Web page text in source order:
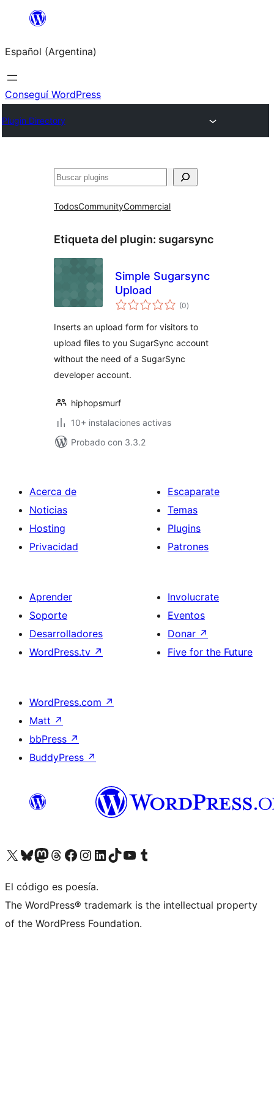
Saltar
contenido
Español (Argentina)
Conseguí WordPress
Plugin Directory
Buscar
TodosCommunityCommercial
Etiqueta del plugin: sugarsync
Simple Sugarsync
Upload
(0total
de
)
Inserts an upload form for visitors to
upload files to you SugarSync account
without the need of a SugarSync
developer account.
hiphopsmurf
10+ instalaciones activas
Probado con 3.3.2
Acerca de
Noticias
Hosting
Privacidad
Escaparate
Temas
Plugins
Patrones
Aprender
Soporte
Desarrolladores
WordPress.tv ↗
Involucrate
Eventos
Donar ↗
Five for the Future
WordPress.com ↗
Matt ↗
bbPress ↗
BuddyPress ↗
Visitá nuestra cuenta de X (anteriormente Twitter)
Visitá nuestra cuenta de Bluesky
Visitá nuestra cuenta de Mastodon
Visitá nuestra cuenta de Threads
Visitá nuestra página de Facebook
Visitá nuestra cuenta de Instagram
Visitá nuestra cuenta de LinkedIn
Visitá nuestra cuenta de TikTok
Visitá nuestro canal de YouTube
Visitá nuestra cuenta de Tumblr
El código es poesía.
The WordPress® trademark is the intellectual property
of the WordPress Foundation.